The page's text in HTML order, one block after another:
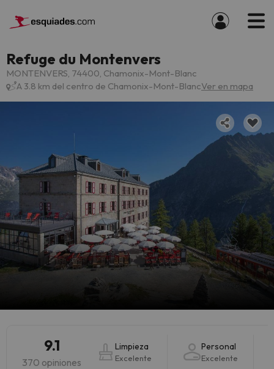
Refuge du Montenvers
MONTENVERS, 74400, Chamonix-Mont-Blanc
A 3.8 km del centro de Chamonix-Mont-BlancVer en mapa
9.1
370 opiniones
Limpieza
Excelente
Personal
Excelente